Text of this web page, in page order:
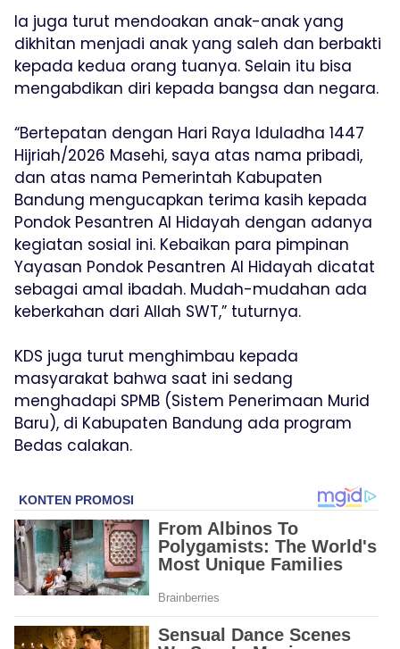
Ia juga turut mendoakan anak-anak yang
dikhitan menjadi anak yang saleh dan berbakti
kepada kedua orang tuanya. Selain itu bisa
mengabdikan diri kepada bangsa dan negara.
“Bertepatan dengan Hari Raya Iduladha 1447
Hijriah/2026 Masehi, saya atas nama pribadi,
dan atas nama Pemerintah Kabupaten
Bandung mengucapkan terima kasih kepada
Pondok Pesantren Al Hidayah dengan adanya
kegiatan sosial ini. Kebaikan para pimpinan
Yayasan Pondok Pesantren Al Hidayah dicatat
sebagai amal ibadah. Mudah-mudahan ada
keberkahan dari Allah SWT,” tuturnya.
KDS juga turut menghimbau kepada
masyarakat bahwa saat ini sedang
menghadapi SPMB (Sistem Penerimaan Murid
Baru), di Kabupaten Bandung ada program
Bedas calakan.